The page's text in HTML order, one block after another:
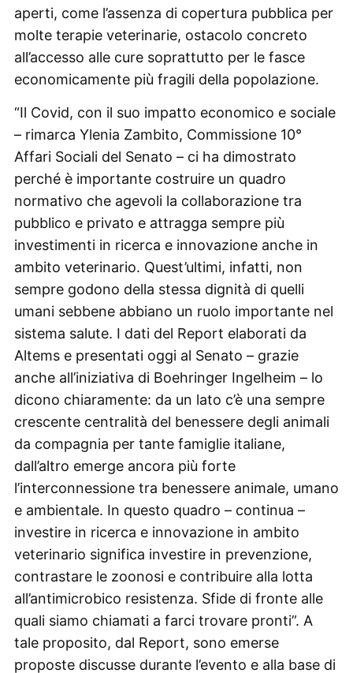
aperti, come l’assenza di copertura pubblica per
molte terapie veterinarie, ostacolo concreto
all’accesso alle cure soprattutto per le fasce
economicamente più fragili della popolazione.
“Il Covid, con il suo impatto economico e sociale
– rimarca Ylenia Zambito, Commissione 10°
Affari Sociali del Senato – ci ha dimostrato
perché è importante costruire un quadro
normativo che agevoli la collaborazione tra
pubblico e privato e attragga sempre più
investimenti in ricerca e innovazione anche in
ambito veterinario. Quest’ultimi, infatti, non
sempre godono della stessa dignità di quelli
umani sebbene abbiano un ruolo importante nel
sistema salute. I dati del Report elaborati da
Altems e presentati oggi al Senato – grazie
anche all’iniziativa di Boehringer Ingelheim – lo
dicono chiaramente: da un lato c’è una sempre
crescente centralità del benessere degli animali
da compagnia per tante famiglie italiane,
dall’altro emerge ancora più forte
l’interconnessione tra benessere animale, umano
e ambientale. In questo quadro – continua –
investire in ricerca e innovazione in ambito
veterinario significa investire in prevenzione,
contrastare le zoonosi e contribuire alla lotta
all’antimicrobico resistenza. Sfide di fronte alle
quali siamo chiamati a farci trovare pronti”. A
tale proposito, dal Report, sono emerse
proposte discusse durante l’evento e alla base di